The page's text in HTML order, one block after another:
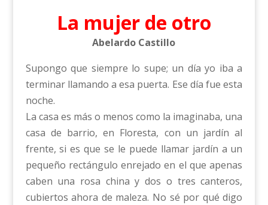
La mujer de otro
Abelardo Castillo
Supongo que siempre lo supe; un día yo iba a
terminar llamando a esa puerta. Ese día fue esta
noche.
La casa es más o menos como la imaginaba, una
casa de barrio, en Floresta, con un jardín al
frente, si es que se le puede llamar jardín a un
pequeño rectángulo enrejado en el que apenas
caben una rosa china y dos o tres canteros,
cubiertos ahora de maleza. No sé por qué digo